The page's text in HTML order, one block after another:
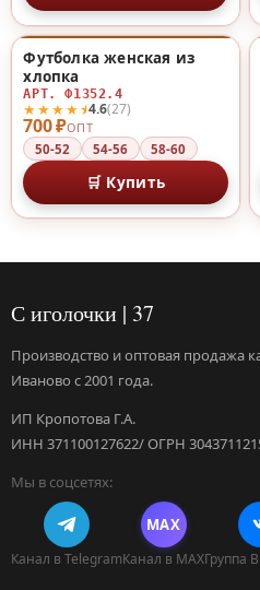
700 ₽ОПТ
★★★★⯨4.6(27)
Футболка женская из
хлопка
АРТ. Ф1352.4
50-52 54-56 58-60
🛒 Купить
С иголочки | 37
Производство и оптовая продажа
Иваново с 2001 года.
ИП Кропотова Г.А.
ИНН 371100127622/ ОГРН
Мы в соцсетях:
Канал в Telegram
MAX
Канал в MAXГруппа